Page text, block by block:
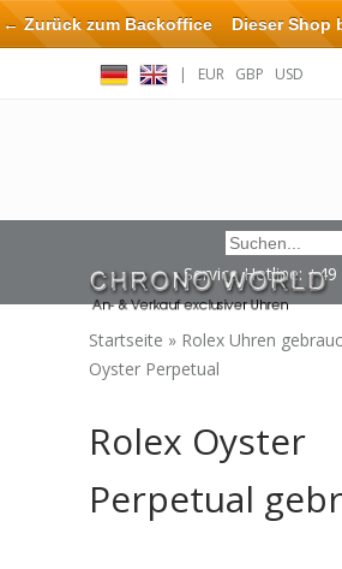
| EUR GBP USD
Service Hotline:
Startseite » Rolex Uhren
Oyster Perpetual
Rolex Oyster
Perpetual
← Zurück zum BackofficeDieser Shop
Eventuell können nicht alle